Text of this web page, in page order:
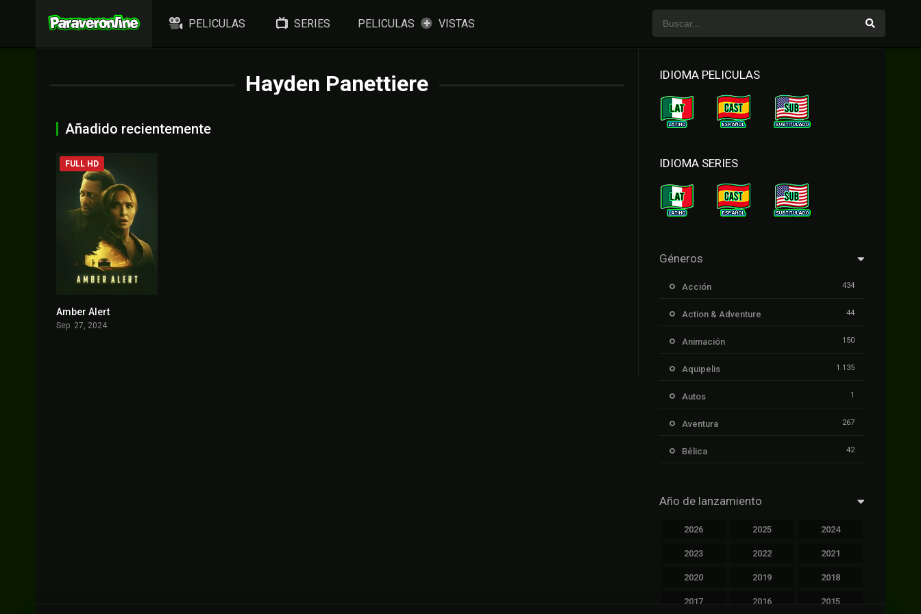
PELICULAS SERIES PELICULAS VISTAS
Hayden Panettiere
Añadido recientemente
FULL HD
Amber Alert
Sep. 27, 2024
IDIOMA PELICULAS
IDIOMA SERIES
Géneros
Acción 434
Action & Adventure 44
Animación 150
Aquipelis 1.135
Autos 1
Aventura 267
Bélica 42
Cinecalidad
Cinetux 1.139
Año de lanzamiento
2026 2025 2024
2023 2022 2021
2020 2019 2018
2017 2016 2015